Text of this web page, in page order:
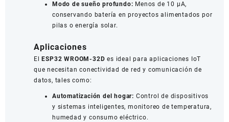
Modo de sueño profundo: Menos de 10 µA,
conservando batería en proyectos alimentados por
pilas o energía solar.
Aplicaciones
ElESP32 WROOM-32D es ideal para aplicaciones IoT
que necesitan conectividad de red y comunicación de
datos, tales como:
Automatización del hogar: Control de dispositivos
y sistemas inteligentes, monitoreo de temperatura,
humedad y consumo eléctrico.